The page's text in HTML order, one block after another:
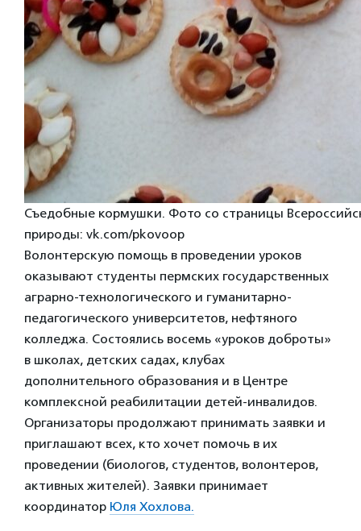
Съедобные кормушки. Фото со страницы
природы: vk.com/pkovoop
Волонтерскую помощь в проведении уроков
оказывают студенты пермских государственных
аграрно-технологического и гуманитарно-
педагогического университетов, нефтяного
колледжа. Состоялись восемь «уроков доброты»
в школах, детских садах, клубах
дополнительного образования и в Центре
комплексной реабилитации детей-инвалидов.
Организаторы продолжают принимать заявки и
приглашают всех, кто хочет помочь в их
проведении (биологов, студентов, волонтеров,
активных жителей). Заявки принимает
координатор Юля Хохлова.